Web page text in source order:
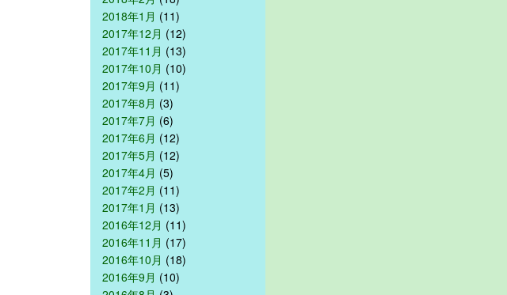
2018年1月 (11)
2017年12月 (12)
2017年11月 (13)
2017年10月 (10)
2017年9月 (11)
2017年8月 (3)
2017年7月 (6)
2017年6月 (12)
2017年5月 (12)
2017年4月 (5)
2017年2月 (11)
2017年1月 (13)
2016年12月 (11)
2016年11月 (17)
2016年10月 (18)
2016年9月 (10)